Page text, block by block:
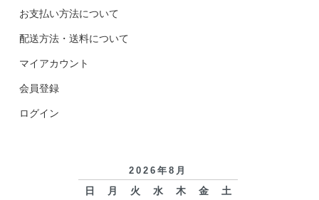
お支払い方法について
配送方法・送料について
マイアカウント
会員登録
ログイン
2026年8月
日 月 火 水 木 金
土